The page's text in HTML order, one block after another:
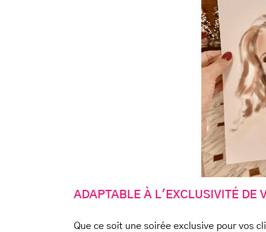
ADAPTABLE À L'EXCLUSIVITÉ DE
Que ce soit une soirée exclusive pour vos